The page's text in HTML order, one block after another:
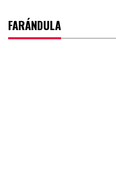
FARÁNDULA